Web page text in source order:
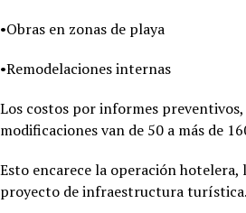
•Obras en zonas de playa
•Remodelaciones internas
Los costos por informes
modificaciones van de 50 a más de
Esto encarece la operación
proyecto de infraestructura turística.